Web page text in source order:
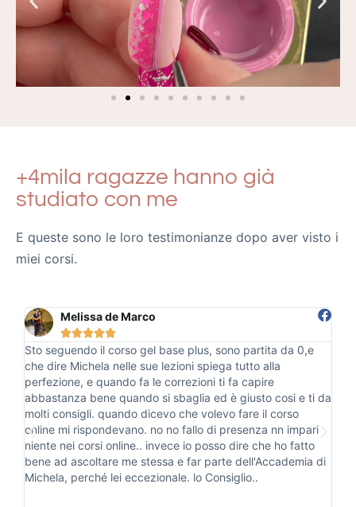
+4mila ragazze hanno già
studiato con me
E queste sono le loro testimonianze dopo aver visto i
miei corsi.
Francesca Rossi

Ho appena finito il mio corso gel base plus con Michela e
posso dire che oltre ad essere stata una bellissima
esperienza, ho trovato una persona competente,
preparata, professionale e bravissima a spiegare. Esistono
ancora persone trasparenti che amano il loro lavoro e
sanno trasmetterlo. Super consigliati i suoi corsi, vi
troverete veramente bene e ne uscirete soddisfatti.